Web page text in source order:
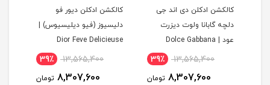
کالکشن ادکلن دی اند جی
دلچه گابانا ولوت دیزرت
عود | Dolce Gabbana
Velvet Desert Oud
13,565,400 39٪
8,307,600 تومان
کالکشن ادکلن دیور فو
دلیسیوز (فیو دیلیسیوس) |
Dior Feve Delicieuse
Collection
13,565,400 39٪
8,307,600 تومان